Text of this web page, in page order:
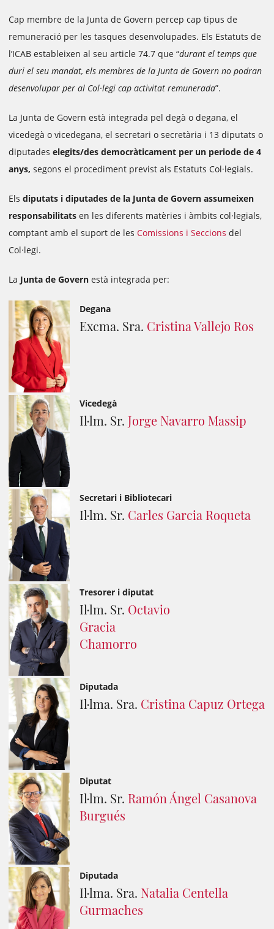
Cap membre de la Junta de Govern percep cap tipus de
remuneració per les tasques desenvolupades. Els Estatuts de
l’ICAB estableixen al seu article 74.7 que “durant el temps que
duri el seu mandat, els membres de la Junta de Govern no podran
desenvolupar per al Col·legi cap activitat remunerada”.
La Junta de Govern està integrada pel degà o degana, el
vicedegà o vicedegana, el secretari o secretària i 13 diputats o
diputades elegits/des democràticament per un periode de 4
anys, segons el procediment previst als Estatuts Col·legials.
Els diputats i diputades de la Junta de Govern assumeixen
responsabilitats en les diferents matèries i àmbits col·legials,
comptant amb el suport de les Comissions i Seccions del
Col·legi.
La Junta de Govern està integrada per:
Degana
Excma. Sra. Cristina Vallejo Ros
Vicedegà
Il·lm. Sr. Jorge Navarro Massip
Secretari i Bibliotecari
Il·lm. Sr. Carles Garcia Roqueta
Tresorer i diputat
Il·lm. Sr. Octavio
Gracia
Chamorro
Diputada
Il·lma. Sra. Cristina Capuz Ortega
Diputat
Il·lm. Sr. Ramón Ángel Casanova
Burgués
Diputada
Il·lma. Sra. Natalia Centella
Gurmaches